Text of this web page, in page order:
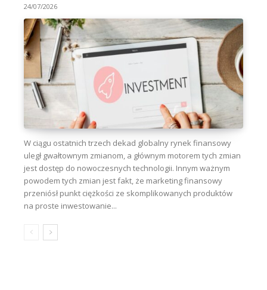
24/07/2026
W ciągu ostatnich trzech dekad globalny rynek finansowy
uległ gwałtownym zmianom, a głównym motorem tych zmian
jest dostęp do nowoczesnych technologii. Innym ważnym
powodem tych zmian jest fakt, że marketing finansowy
przeniósł punkt ciężkości ze skomplikowanych produktów
na proste inwestowanie...